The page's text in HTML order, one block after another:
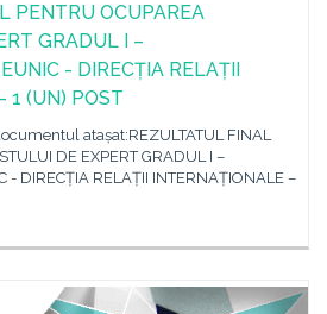
PENTRU OCUPAREA
GRADUL I –
- DIRECȚIA RELAȚII
1 (UN) POST
atașat:REZULTATUL FINAL
DE EXPERT GRADUL I –
- DIRECȚIA RELAȚII INTERNAȚIONALE –